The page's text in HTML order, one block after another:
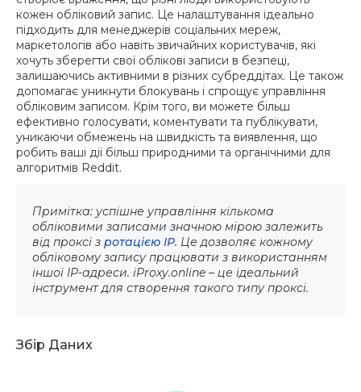
кожен обліковий запис. Це налаштування ідеально
підходить для менеджерів соціальних мереж,
маркетологів або навіть звичайних користувачів, які
хочуть зберегти свої облікові записи в безпеці,
залишаючись активними в різних субреддітах. Це також
допомагає уникнути блокувань і спрощує управління
обліковим записом. Крім того, ви можете більш
ефективно голосувати, коментувати та публікувати,
уникаючи обмежень на швидкість та виявлення, що
робить ваші дії більш природними та органічними для
алгоритмів Reddit.
Примітка: успішне управління кількома
обліковими записами значною мірою залежить
від проксі з ротацією IP. Це дозволяє кожному
обліковому запису працювати з використанням
іншої IP-адреси. iProxy.online – це ідеальний
інструмент для створення такого типу проксі.
Збір Даних